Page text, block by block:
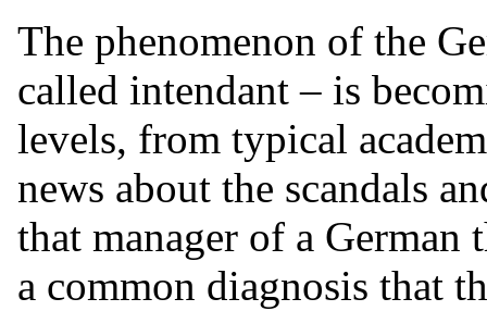
The phenomenon of the
called intendant – is
levels, from typical
news about the scandals
that manager of a German
a common diagnosis that